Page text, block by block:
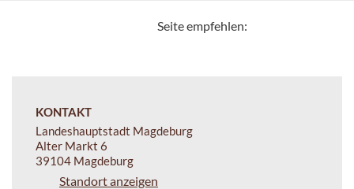
Seite empfehlen:
KONTAKT
Landeshauptstadt Magdeburg
Alter Markt 6
39104 Magdeburg
Standort anzeigen